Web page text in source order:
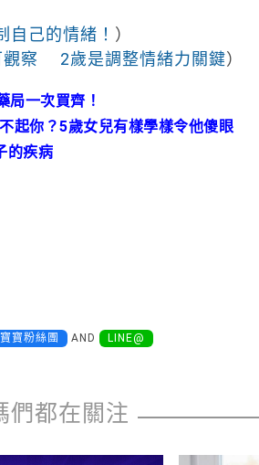
己的情緒！ ）
觀察 2歲是調整情緒力關鍵）
局一次買齊！
起你？5歲女兒有樣學樣令他傻眼
的疾病
寶粉絲團 AND LINE@
們都在關注